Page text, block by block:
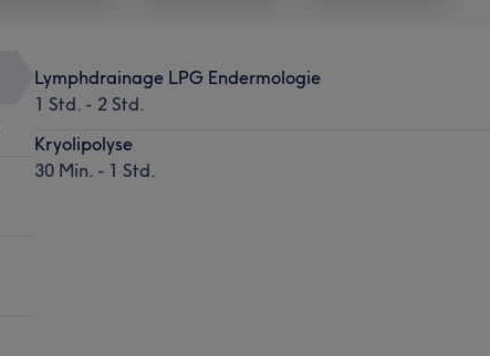
Lymphdrainage LPG Endermologie
1 Std. - 2 Std.
Kryolipolyse
30 Min. - 1 Std.